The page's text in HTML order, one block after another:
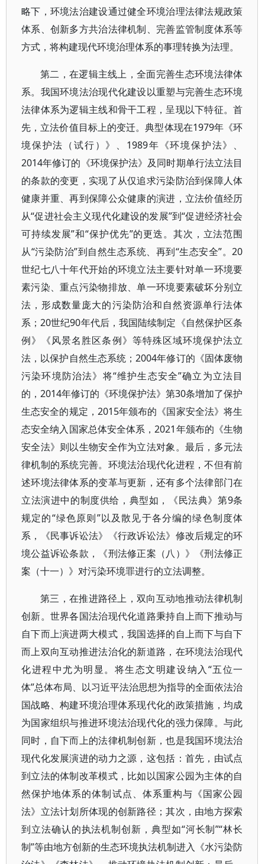
略下，环境法治建设通过健全环境治理法律法规政策
体系、创新多方共治法律机制、完善监管制度体系等
方式，将构建现代环境治理体系的事理转换为法理。
第二，在逻辑主线上，全面完善生态环境法律体
系。我国环境法治现代化建设以重塑与完善生态环境
法律体系为逻辑主线和骨干工程，呈现以下特征。首
先，立法价值目标上的变迁。典型体现在1979年《环
境保护法（试行）》、1989年《环境保护法》、
2014年修订的《环境保护法》及同时期单行法立法目
的条款的变更，实现了从仅追求污染防治到保障人体
健康并重、再到保障公众健康的演进，立法价值经历
从“促进社会主义现代化建设的发展”到“促进经济社会
可持续发展”和“保护优先”的更迭。其次，立法范围
从“污染防治”到自然生态系统、再到“生态安全”。20
世纪七八十年代开始的环境立法主要针对单一环境要
素污染、重点污染物排放、单一环境要素破坏分别立
法，形成数量庞大的污染防治和自然资源单行法体
系；20世纪90年代后，我国陆续制定《自然保护区条
例》《风景名胜区条例》等特殊区域环境保护法立
法，以保护自然生态系统；2004年修订的《固体废物
污染环境防治法》将“维护生态安全”确立为立法目
的，2014年修订的《环境保护法》第30条增加了保护
生态安全的规定，2015年颁布的《国家安全法》将生
态安全纳入国家总体安全体系，2021年颁布的《生物
安全法》则以生物安全作为立法对象。最后，多元法
律机制的系统完善。环境法治现代化进程，不但有前
述环境法律体系的变革与更新，还有多个法律部门在
立法演进中的制度供给，典型如，《民法典》第9条
规定的“绿色原则”以及散见于各分编的绿色制度体
系，《民事诉讼法》《行政诉讼法》修改后规定的环
境公益诉讼条款，《刑法修正案（八）》《刑法修正
案（十一）》对污染环境罪进行的立法调整。
第三，在推进路径上，双向互动地推动法律机制
创新。世界各国法治现代化道路秉持自上而下推动与
自下而上演进两大模式，我国选择的自上而下与自下
而上双向互动推进法治化的新道路，在环境法治现代
化进程中尤为明显。将生态文明建设纳入“五位一
体”总体布局、以习近平法治思想为指导的全面依法治
国战略、构建环境治理体系现代化的政策措施，均成
为国家组织与推进环境法治现代化的强力保障。与此
同时，自下而上的法律机制创新，也是我国环境法治
现代化发展演进的动力之源，这包括：首先，由试点
到立法的体制改革模式，比如以国家公园为主体的自
然保护地体系的体制试点、体系重构与《国家公园
法》立法计划所体现的创新路径；其次，由地方探索
到立法确认的执法机制创新，典型如“河长制”“林长
制”等由地方创新的生态环境执法机制进入《水污染防